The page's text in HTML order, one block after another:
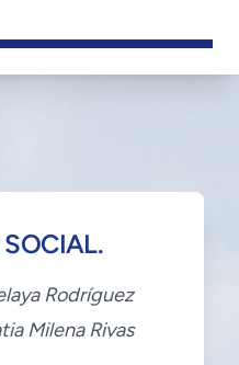
Rodríguez
Milena Rivas